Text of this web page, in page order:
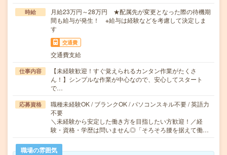
時給
月給23万円～28万円 ★配属先が変更となった際の待機期
間も給与が発生！ ※給与は経験などを考慮して決定しま
す
交通費
交通費支給
仕事内容
【未経験歓迎！すぐ覚えられるカンタン作業がたくさ
ん！】シンプルな作業が中心なので、安心してスタート
で…
応募資格
職種未経験OK / ブランクOK / パソコンスキル不要 / 英語力
不要
＼未経験から安定した働き方を目指したい方歓迎！／経
験・資格・学歴は問いません◎「そろそろ腰を据えて働…
職場の雰囲気